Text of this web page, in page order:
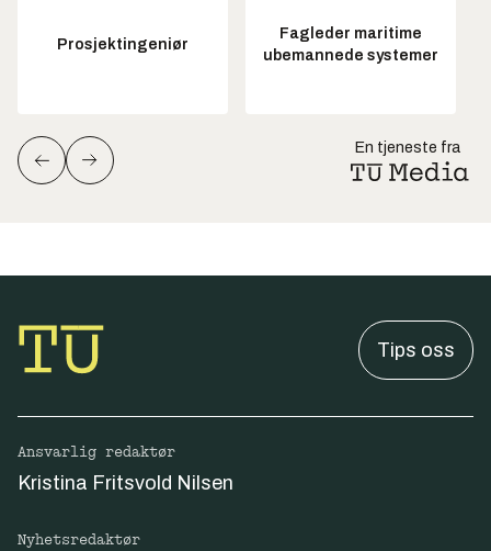
Prosjektingeniør
Fagleder maritime
ubemannede systemer
En tjeneste fra
Tips oss
Ansvarlig redaktør
Kristina Fritsvold Nilsen
Nyhetsredaktør